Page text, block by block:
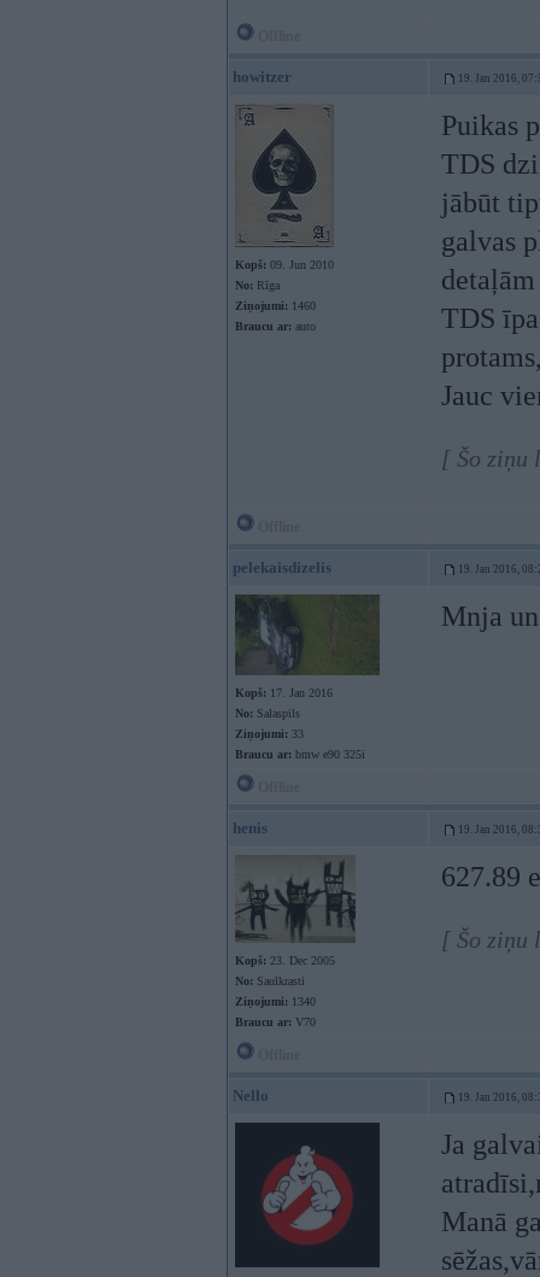
howitzer 19. Jan 2016,
Kopš: 09. Jun 2010
No: Rīga
Ziņojumi: 1460
Braucu ar: auto
Puikas
TDS
jābūt
galvas
TDS
Jauc
[ Šo ziņu
pelekaisdizelis 19. Jan 2016,
Kopš: 17. Jan 2016
No: Salaspils
Ziņojumi: 33
Braucu ar: bmw e90 325i
Mnja
henis 19. Jan 2016,
Kopš: 23. Dec 2005
No: Saulkrasti
Ziņojumi: 1340
Braucu ar: V70
627.89
[ Šo ziņu
Nello 19. Jan 2016,
Ja
Manā